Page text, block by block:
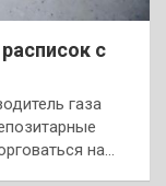
с
газа
на…